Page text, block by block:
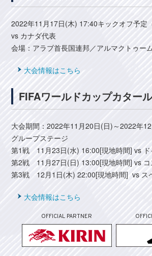
2022年11月17日(木) 17:40キックオフ予定
vs カナダ代表
会場：アラブ首長国連邦／アルマクトゥー
大会情報はこちら
FIFAワールドカップカター
大会期間：2022年11月20日(日)～2022年
グループステージ
第1戦 11月23日(水) 16:00[現地時間] vs ド
第2戦 11月27日(日) 13:00[現地時間] vs コ
第3戦 12月1日(木) 22:00[現地時間] vs ス
大会情報はこちら
OFFICIAL PARTNER